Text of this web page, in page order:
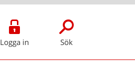
Logga in Sök